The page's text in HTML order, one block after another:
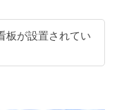
板が設置されてい